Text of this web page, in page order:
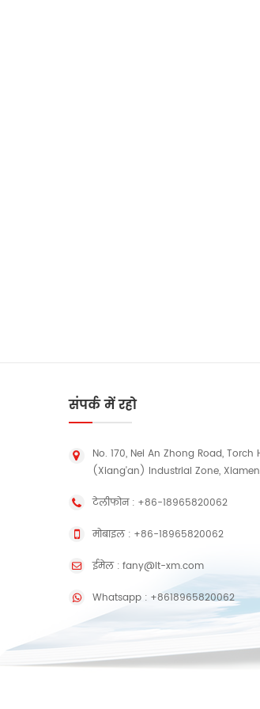
संपर्क में रहो
No. 170, Nei An Zhong Road,
(Xiang'an) Industrial Zone,
टेलीफोन : +86-18965820062
मोबाइल : +86-18965820062
ईमेल : fany@lt-xm.com
Whatsapp : +8618965820062